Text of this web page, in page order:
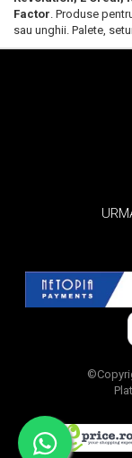
Factor . Produse
sau unghii. Palete,